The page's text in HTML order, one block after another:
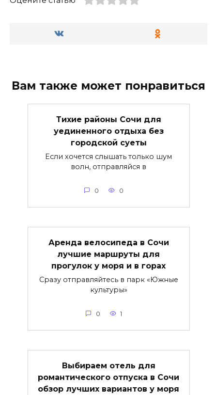
Вам также может понравиться
Тихие районы Сочи для
уединенного отдыха без
городской суеты
Если хочется слышать только шум
волн, отправляйся в
0 0
Аренда велосипеда в Сочи
лучшие маршруты для
прогулок у моря и в горах
Сразу отправляйтесь в парк «Южные
культуры»
0 1
Выбираем отель для
романтического отпуска в Сочи
обзор лучших вариантов у моря